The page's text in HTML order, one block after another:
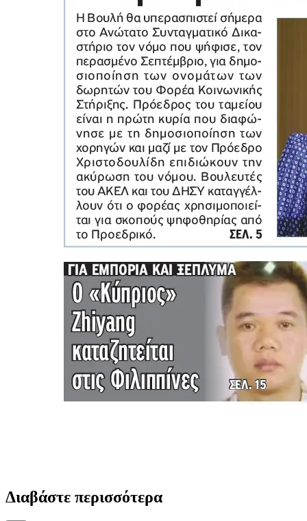
Διαβάστε περισσότερα